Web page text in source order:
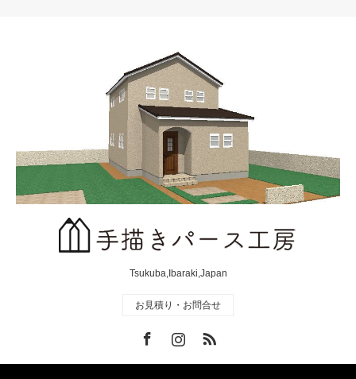
Tsukuba,Ibaraki,Japan
お見積り・お問合せ